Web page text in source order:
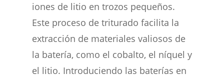
iones de litio en trozos pequeños.
Este proceso de triturado facilita la
extracción de materiales valiosos de
la batería, como el cobalto, el níquel y
el litio. Introduciendo las baterías en